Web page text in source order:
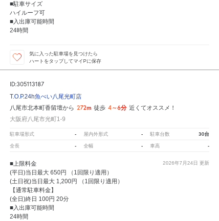
■駐車サイズ
ハイルーフ可
■入出庫可能時間
24時間
気に入った駐車場を見つけたら
ハートをタップしてマイPに保存
ID:305113187
T.O.P.24h魚べい八尾光町店
八尾市北本町香留壇から 272m 徒歩 4～6分 近くてオススメ！
大阪府八尾市光町1-9
駐車場形式 - 屋内外形式 - 駐車台数 30台
全長 - 全幅 - 車高 -
2026年7月24日 更新
■上限料金
(平日)当日最大 650円 （1回限り適用）
(土日祝)当日最大 1,200円 （1回限り適用）
【通常駐車料金】
(全日)終日 100円 20分
■入出庫可能時間
24時間